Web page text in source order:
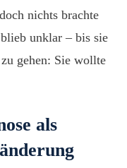
nichts brachte
unklar – bis sie
gehen: Sie wollte
als